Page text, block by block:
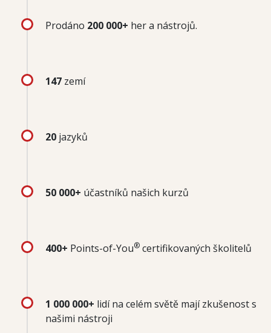
Prodáno 200 000+ her a nástrojů.
147 zemí
20 jazyků
50 000+ účastníků našich kurzů
400+ Points-of-You® certifikovaných školitelů
1 000 000+ lidí na celém světě mají zkušenost s
našimi nástroji